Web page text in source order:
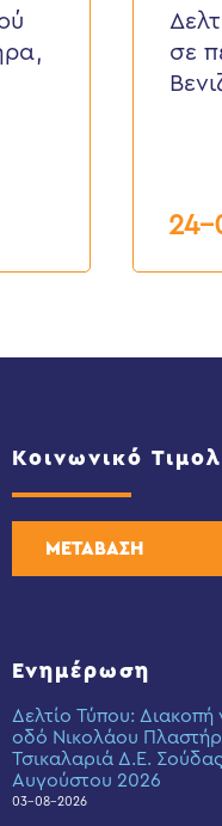
νερού
περιοχή
σε
24-
Κοινωνικό
ΜΕΤΑΒΑΣΗ
Ενημέρωση
Δελτίο Τύπου: Διακοπή
οδό Νικολάου
Τσικαλαριά Δ.Ε.
Αυγούστου 2026
03-08-2026